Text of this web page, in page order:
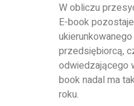
W obliczu
E-book
przedsiębiorcą,
odwiedzającego
book nadal ma
roku.